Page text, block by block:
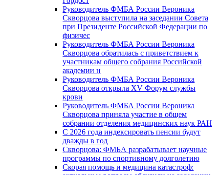
Руководитель ФМБА России Вероника
Скворцова выступила на заседании Совета
при Президенте Российской Федерации по
физичес
Руководитель ФМБА России Вероника
Скворцова обратилась с приветствием к
участникам общего собрания Российской
академии н
Руководитель ФМБА России Вероника
Скворцова открыла XV Форум службы
крови
Руководитель ФМБА России Вероника
Скворцова приняла участие в общем
собрании отделения медицинских наук РАН
С 2026 года индексировать пенсии будут
дважды в год
Скворцова: ФМБА разрабатывает научные
программы по спортивному долголетию
Скорая помощь и медицина катастроф: